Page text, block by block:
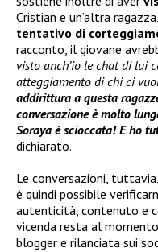
Cristian e un’altra
tentativo di
racconto, il giovane
visto anch’io le chat di lui
atteggiamento di chi ci
addirittura a questa
conversazione è molto
Soraya è scioccata! E ho
dichiarato.
Le conversazioni,
è quindi possibile
autenticità, contenuto e
vicenda resta al
blogger e rilanciata sui